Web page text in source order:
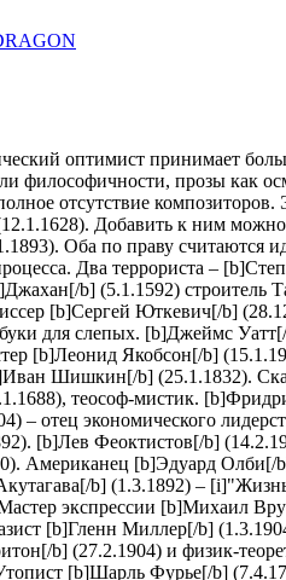
оптимист принимает
философичности, прозы как
полное отсутствие
Добавить к ним
Оба по праву считаются
Два террориста –
b] (5.1.1592) строитель
[b]Сергей Юткевич[/b]
для слепых. [b]Джеймс
[b]Леонид Якобсон[/b]
Шишкин[/b] (25.1.1832).
теософ-мистик.
отец экономического
[b]Лев Феоктистов[/b]
Американец [b]Эдуард
b] (1.3.1892) –
экспрессии [b]Михаил
[b]Гленн Миллер[/b]
b] (27.2.1904) и физик-
[b]Шарль Фурье[/b]